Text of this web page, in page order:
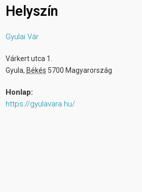
Helyszín
Gyulai Vár
Várkert utca 1.
Gyula, Békés 5700 Magyarország
Honlap:
https://gyulavara.hu/